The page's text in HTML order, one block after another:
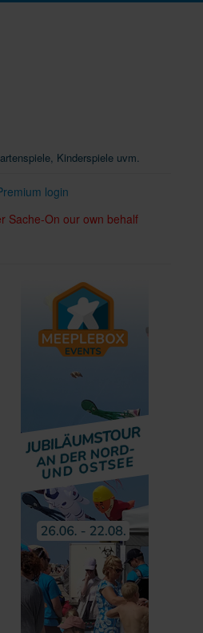
Kinderspiele uvm.
login
Sache-On our own behalf